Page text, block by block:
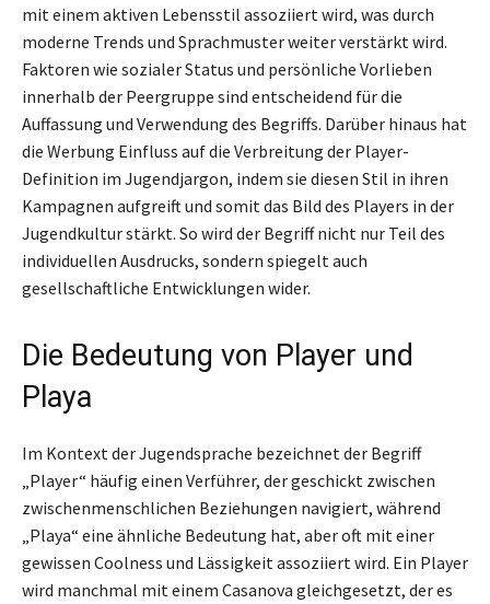
mit einem aktiven Lebensstil assoziiert wird, was durch
moderne Trends und Sprachmuster weiter verstärkt wird.
Faktoren wie sozialer Status und persönliche Vorlieben
innerhalb der Peergruppe sind entscheidend für die
Auffassung und Verwendung des Begriffs. Darüber hinaus hat
die Werbung Einfluss auf die Verbreitung der Player-
Definition im Jugendjargon, indem sie diesen Stil in ihren
Kampagnen aufgreift und somit das Bild des Players in der
Jugendkultur stärkt. So wird der Begriff nicht nur Teil des
individuellen Ausdrucks, sondern spiegelt auch
gesellschaftliche Entwicklungen wider.
Die Bedeutung von Player und
Playa
Im Kontext der Jugendsprache bezeichnet der Begriff
„Player“ häufig einen Verführer, der geschickt zwischen
zwischenmenschlichen Beziehungen navigiert, während
„Playa“ eine ähnliche Bedeutung hat, aber oft mit einer
gewissen Coolness und Lässigkeit assoziiert wird. Ein Player
wird manchmal mit einem Casanova gleichgesetzt, der es